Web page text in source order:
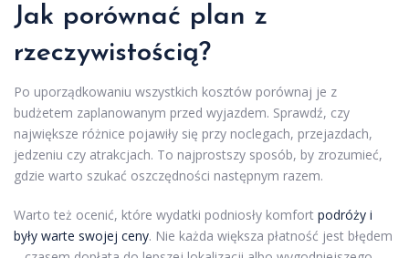
Jak porównać plan z
rzeczywistością?
Po uporządkowaniu wszystkich kosztów porównaj je z
budżetem zaplanowanym przed wyjazdem. Sprawdź, czy
największe różnice pojawiły się przy noclegach, przejazdach,
jedzeniu czy atrakcjach. To najprostszy sposób, by zrozumieć,
gdzie warto szukać oszczędności następnym razem.
Warto też ocenić, które wydatki podniosły komfort podróży i
były warte swojej ceny. Nie każda większa płatność jest błędem